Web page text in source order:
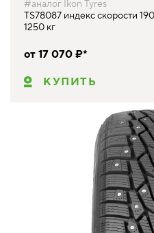
#аналог Ikon Tyres
TS78087 индекс скорости
1250 кг
от 17 070 ₽*
КУПИТЬ